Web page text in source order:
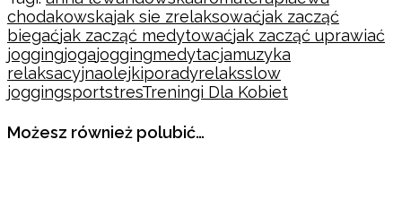
chodakowskajak sie zrelaksowaćjak zacząć
biegaćjak zacząć medytowaćjak zacząć uprawiać
joggingjogajoggingmedytacjamuzyka
relaksacyjnaolejkiporadyrelaksslow
joggingsportstresTreningi Dla Kobiet
Możesz również polubić…